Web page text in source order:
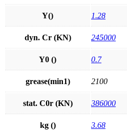
Y() 1.28
dyn. Cr (KN) 245000
Y0 () 0.7
grease(min1) 2100
stat. C0r (KN) 386000
kg () 3.68